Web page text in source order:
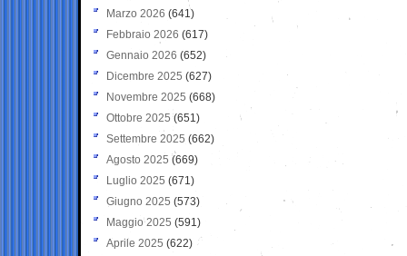
Marzo 2026 (641)
Febbraio 2026 (617)
Gennaio 2026 (652)
Dicembre 2025 (627)
Novembre 2025 (668)
Ottobre 2025 (651)
Settembre 2025 (662)
Agosto 2025 (669)
Luglio 2025 (671)
Giugno 2025 (573)
Maggio 2025 (591)
Aprile 2025 (622)